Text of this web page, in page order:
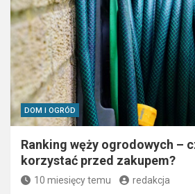
DOM I OGRÓD
Ranking węży ogrodowych –
korzystać przed zakupem?
10 miesięcy temu redakcja